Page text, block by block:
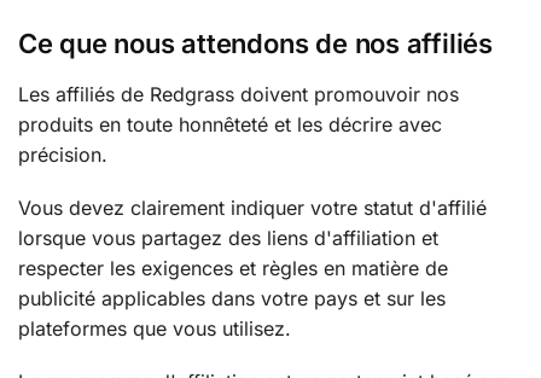
Ce que nous attendons de nos affiliés
Les affiliés de Redgrass doivent promouvoir nos
produits en toute honnêteté et les décrire avec
précision.
Vous devez clairement indiquer votre statut d'affilié
lorsque vous partagez des liens d'affiliation et
respecter les exigences et règles en matière de
publicité applicables dans votre pays et sur les
plateformes que vous utilisez.